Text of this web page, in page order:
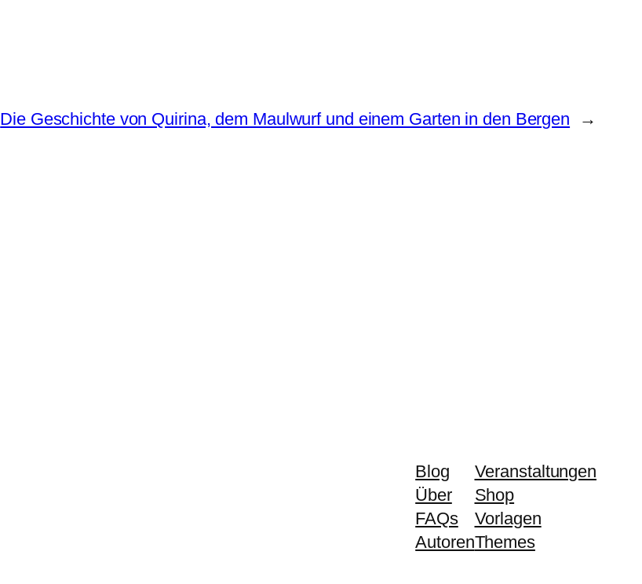
Die Geschichte von Quirina, dem Maulwurf und einem Garten in den Bergen →
Blog
Über
FAQs
Autoren
Veranstaltungen
Shop
Vorlagen
Themes